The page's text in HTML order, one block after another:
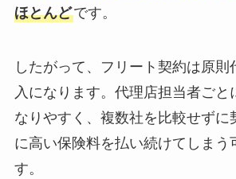
ほとんどです。
したがって、フリート契約は原則
入になります。代理店担当者ごと
なりやすく、複数社を比較せずに
に高い保険料を払い続けてしまう
す。